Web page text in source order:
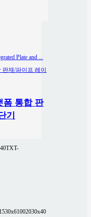
폼 통합 판
기
XT-
1530x61002030x40